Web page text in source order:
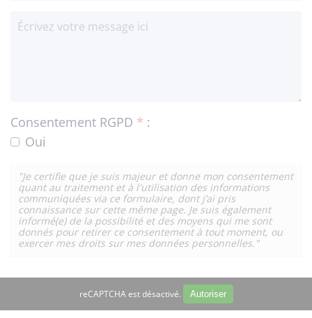
Consentement RGPD * :
Oui
"Je certifie que je suis majeur et donne mon consentement
quant au traitement et à l'utilisation des informations
communiquées via ce formulaire, dont j’ai pris
connaissance sur cette même page. Je suis également
informé(e) de la possibilité et des moyens qui me sont
donnés pour retirer ce consentement à tout moment, ou
exercer mes droits sur mes données personnelles."
reCAPTCHA est désactivé. Autoriser